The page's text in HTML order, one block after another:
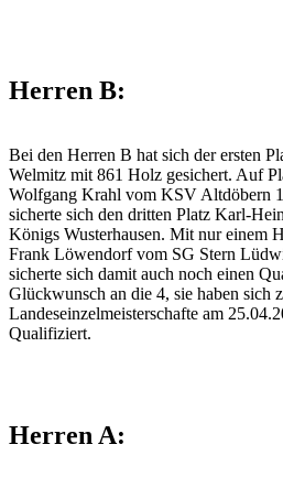
Herren B:
Bei den Herren B hat sich der ersten
Welmitz mit 861 Holz gesichert. Auf
Wolfgang Krahl vom KSV Altdöbern
sicherte sich den dritten Platz Karl-
Königs Wusterhausen. Mit nur einem
Frank Löwendorf vom SG Stern
sicherte sich damit auch noch einen
Glückwunsch an die 4, sie haben sich
Landeseinzelmeisterschafte am
Qualifiziert.
Herren A: